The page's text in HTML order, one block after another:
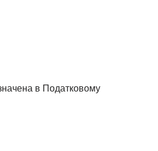
в Податковому